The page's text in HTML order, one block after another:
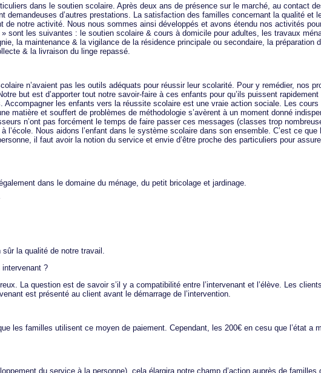
dans le soutien scolaire. Après deux ans de présence sur le marché, au contact
d’autres prestations. La satisfaction des familles concernant la qualité et
notre activité. Nous nous sommes ainsi développés et avons étendu nos activités
sont les suivantes : le soutien scolaire & cours à domicile pour adultes, les travaux
la maintenance & la vigilance de la résidence principale ou secondaire, la préparation
& la livraison du linge repassé.
n’avaient pas les outils adéquats pour réussir leur scolarité. Pour y remédier, nos
but est d’apporter tout notre savoir-faire à ces enfants pour qu’ils puissent rapidement
les enfants vers la réussite scolaire est une vraie action sociale. Les cours
matière et souffert de problèmes de méthodologie s’avèrent à un moment donné
n’ont pas forcément le temps de faire passer ces messages (classes trop
Nous aidons l’enfant dans le système scolaire dans son ensemble. C’est ce que
il faut avoir la notion du service et envie d’être proche des particuliers pour
dans le domaine du ménage, du petit bricolage et jardinage.
la qualité de notre travail.
?
La question est de savoir s’il y a compatibilité entre l’intervenant et l’élève. Les
est présenté au client avant le démarrage de l’intervention.
les familles utilisent ce moyen de paiement. Cependant, les 200€ en cesu que l’état a
du service à la personne), cela élargira notre champ d’action auprès de familles